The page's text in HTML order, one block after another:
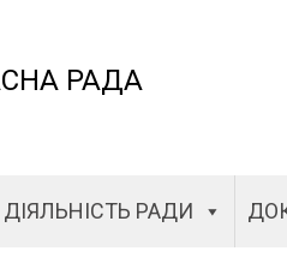
РАДА
ДІЯЛЬНІСТЬ РАДИ